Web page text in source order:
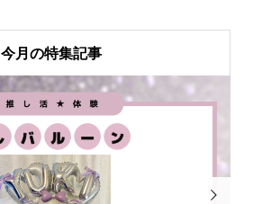
今月の特集記事
